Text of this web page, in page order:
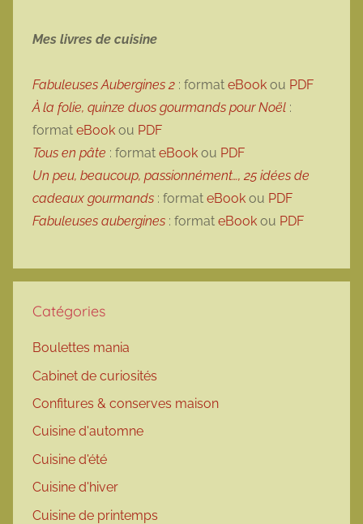
Mes livres de cuisine
Fabuleuses Aubergines 2 : format eBook ou PDF
À la folie, quinze duos gourmands pour Noël :
format eBook ou PDF
Tous en pâte : format eBook ou PDF
Un peu, beaucoup, passionnément…, 25 idées de
cadeaux gourmands : format eBook ou PDF
Fabuleuses aubergines : format eBook ou PDF
Catégories
Boulettes mania
Cabinet de curiosités
Confitures & conserves maison
Cuisine d'automne
Cuisine d'été
Cuisine d'hiver
Cuisine de printemps